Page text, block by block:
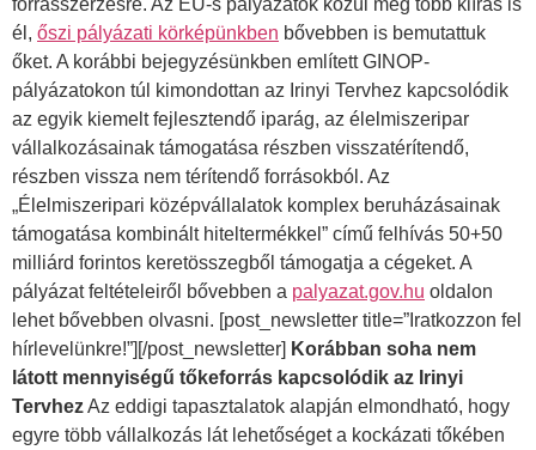
forrásszerzésre. Az EU-s pályázatok közül még több kiírás is
él, őszi pályázati körképünkben bővebben is bemutattuk
őket. A korábbi bejegyzésünkben említett GINOP-
pályázatokon túl kimondottan az Irinyi Tervhez kapcsolódik
az egyik kiemelt fejlesztendő iparág, az élelmiszeripar
vállalkozásainak támogatása részben visszatérítendő,
részben vissza nem térítendő forrásokból. Az
„Élelmiszeripari középvállalatok komplex beruházásainak
támogatása kombinált hiteltermékkel” című felhívás 50+50
milliárd forintos keretösszegből támogatja a cégeket. A
pályázat feltételeiről bővebben a palyazat.gov.hu oldalon
lehet bővebben olvasni. [post_newsletter title=”Iratkozzon fel
hírlevelünkre!”][/post_newsletter] Korábban soha nem
látott mennyiségű tőkeforrás kapcsolódik az Irinyi
TervhezAz eddigi tapasztalatok alapján elmondható, hogy
egyre több vállalkozás lát lehetőséget a kockázati tőkében